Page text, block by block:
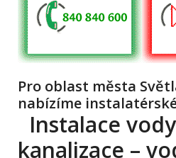
Pro oblast města
nabízíme
Instalace
kanalizace –